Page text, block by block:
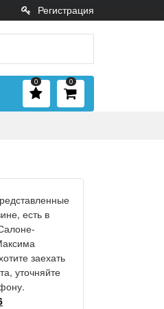
Регистрация
0
0
есть в
заехать
уточняйте